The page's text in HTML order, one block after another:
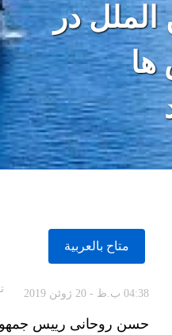
در
ها
متاح بالعربية
04:38 ب.ظ - 20 ژوئن 2019